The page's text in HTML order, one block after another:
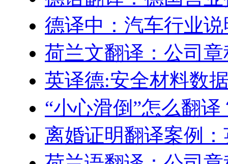
德译中：汽车行业
荷兰文翻译：公司
英译德:安全材料数
“小心滑倒”怎么翻译
离婚证明翻译案例